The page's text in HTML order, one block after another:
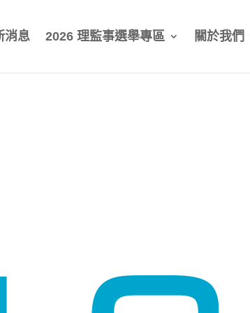
消息 2026 理監事選舉專區 關於我們